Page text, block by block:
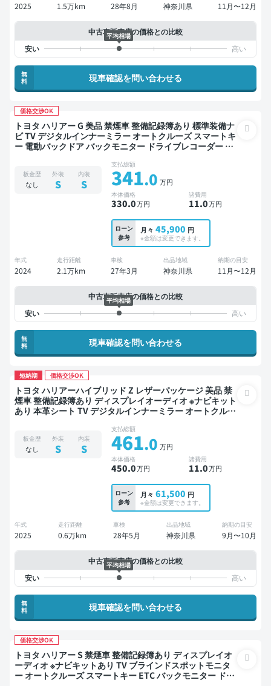
2025 1.5万km 28年8月 神奈川県 11月〜12月
中古車販売店の価格との比較
平均相場
無
料
現車確認を問い合わせる
価格交渉OK
トヨタ ハリアー G 美品 禁煙車 整備記録簿あり 標準装備ナ
ビ TV デジタルインナーミラー オートクルーズ スマートキ
ー 電動バックドア バックモニター ドライブレコーダー 衝
板金歴
なし
外装
S
内装
S
支払総額
341.0 万円
本体価格
330.0万円
諸費用
11.0万円
ローン
参考
月々 45,900 円
※金額は変更できます。
年式
2024
走行距離
2.1万km
車検
27年3月
出品地域
神奈川県
納期の目安
11月〜12月
中古車販売店の価格との比較
平均相場
無
料
現車確認を問い合わせる
短納期 価格交渉OK
トヨタ ハリアーハイブリッド Z レザーパッケージ 美品 禁
煙車 整備記録簿あり ディスプレイオーディオ ※ナビキット
あり 本革シート TV デジタルインナーミラー オートクルー
板金歴
なし
外装
S
内装
S
支払総額
461.0 万円
本体価格
450.0万円
諸費用
11.0万円
ローン
参考
月々 61,500 円
※金額は変更できます。
年式
2025
走行距離
0.6万km
車検
28年5月
出品地域
神奈川県
納期の目安
9月〜10月
中古車販売店の価格との比較
平均相場
無
料
現車確認を問い合わせる
価格交渉OK
トヨタ ハリアー S 禁煙車 整備記録簿あり ディスプレイオ
ーディオ ※ナビキットあり TV ブラインドスポットモニタ
ー オートクルーズ スマートキー ETC バックモニター ドラ